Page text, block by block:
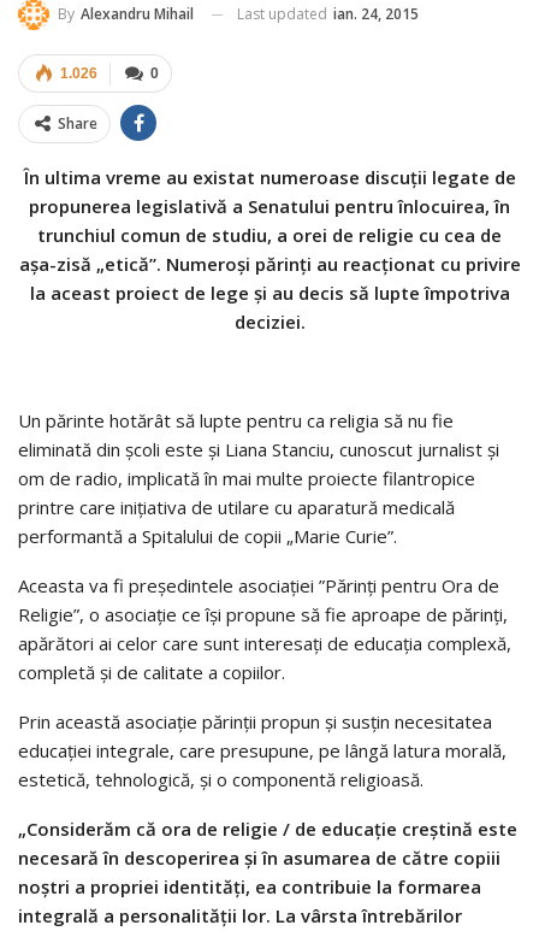
By Alexandru Mihail Last updated ian. 24, 2015
0
1.026
Share
În ultima vreme au existat numeroase discuții legate de
propunerea legislativă a Senatului pentru înlocuirea, în
trunchiul comun de studiu, a orei de religie cu cea de
așa-zisă „etică”. Numeroși părinți au reacționat cu privire
la aceast proiect de lege și au decis să lupte împotriva
deciziei.
Un părinte hotărât să lupte pentru ca religia să nu fie
eliminată din școli este și Liana Stanciu, cunoscut jurnalist și
om de radio, implicată în mai multe proiecte filantropice
printre care inițiativa de utilare cu aparatură medicală
performantă a Spitalului de copii „Marie Curie”.
Aceasta va fi președintele asociației ”Părinți pentru Ora de
Religie”, o asociație ce îşi propune să fie aproape de părinţi,
apărători ai celor care sunt interesaţi de educaţia complexă,
completă şi de calitate a copiilor.
Prin această asociație părinții propun și susțin necesitatea
educaţiei integrale, care presupune, pe lângă latura morală,
estetică, tehnologică, şi o componentă religioasă.
„Considerăm că ora de religie / de educație creștină este
necesară în descoperirea și în asumarea de către copiii
noștri a propriei identități, ea contribuie la formarea
integrală a personalităţii lor. La vârsta întrebărilor